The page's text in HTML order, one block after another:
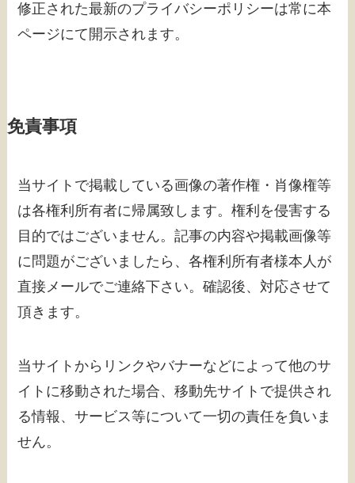
修正された最新のプライバシーポリシーは常に本
ページにて開示されます。
免責事項
当サイトで掲載している画像の著作権・肖像権等
は各権利所有者に帰属致します。権利を侵害する
目的ではございません。記事の内容や掲載画像等
に問題がございましたら、各権利所有者様本人が
直接メールでご連絡下さい。確認後、対応させて
頂きます。
当サイトからリンクやバナーなどによって他のサ
イトに移動された場合、移動先サイトで提供され
る情報、サービス等について一切の責任を負いま
せん。